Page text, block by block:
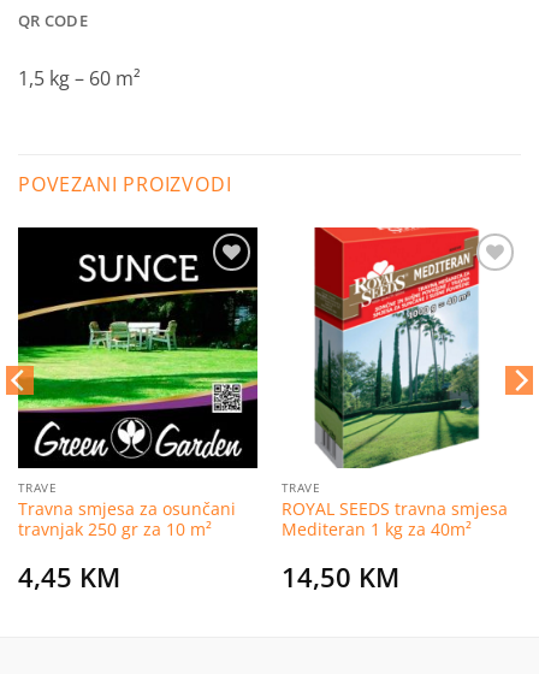
QR CODE
1,5 kg – 60 m²
POVEZANI PROIZVODI
Dodaj
na
listu
želja
TRAVE
Travna smjesa za osunčani
travnjak 250 gr za 10 m²
4,45 KM
Dodaj
TRAVE
ROYAL SEEDS travna smjesa
Mediteran 1 kg za 40m²
14,50 KM